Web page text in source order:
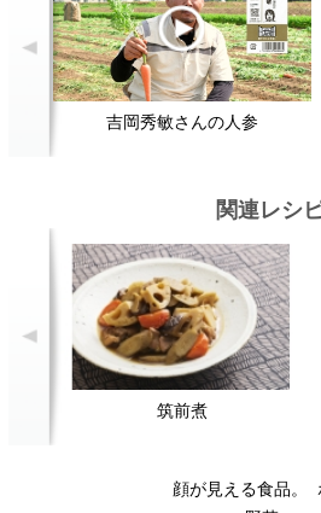
顔が見える食品。
ホーム
野菜。
加工品。
レシピ 動画Gallery